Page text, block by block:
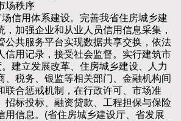
秩序
用体系建设。完善我省住房城乡建
，加强企业和从业人员信用信息采集，
公共服务平台实现数据共享交换，依法
信用记录，接受社会监督。实行建筑市
。建立发展改革、住房城乡建设、人力
、税务、银监等相关部门、金融机构间
联合惩戒机制，在行政许可、市场准
招标投标、融资贷款、工程担保与保险
用信息。(省住房城乡建设厅、省发展